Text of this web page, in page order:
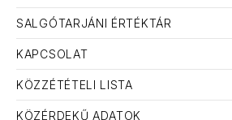
SALGÓTARJÁNI ÉRTÉKTÁR
KAPCSOLAT
KÖZZÉTÉTELI LISTA
KÖZÉRDEKŰ ADATOK